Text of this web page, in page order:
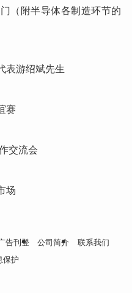
（附半导体各制造环节的
表游绍斌先生
赛
交流会
场
告刊登 公司简介
联系我们
保护